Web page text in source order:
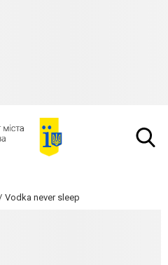
Vodka never sleep